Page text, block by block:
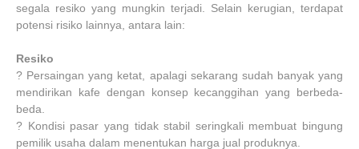
segala resiko yang mungkin terjadi. Selain kerugian, terdapat
potensi risiko lainnya, antara lain:
Resiko
? Persaingan yang ketat, apalagi sekarang sudah banyak yang
mendirikan kafe dengan konsep kecanggihan yang berbeda-
beda.
? Kondisi pasar yang tidak stabil seringkali membuat bingung
pemilik usaha dalam menentukan harga jual produknya.